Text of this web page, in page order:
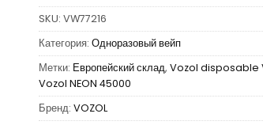
SKU: VW77216
Категория: Одноразовый вейп
Метки: Европейский склад, Vozol disposable
Vozol NEON 45000
Бренд: VOZOL